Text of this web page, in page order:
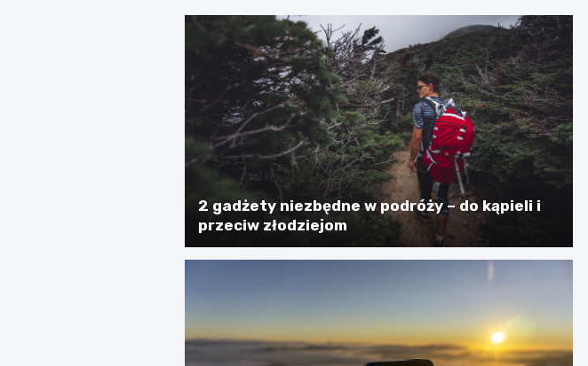
2 gadżety niezbędne w podróży – do kąpieli i
przeciw złodziejom